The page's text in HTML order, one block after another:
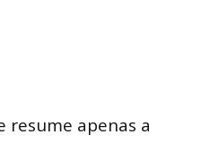
resume apenas a